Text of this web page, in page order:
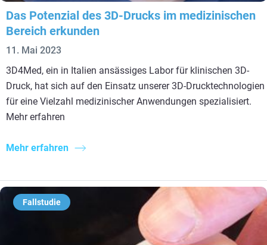
Das Potenzial des 3D-Drucks im medizinischen
Bereich erkunden
11. Mai 2023
3D4Med, ein in Italien ansässiges Labor für klinischen 3D-
Druck, hat sich auf den Einsatz unserer 3D-Drucktechnologien
für eine Vielzahl medizinischer Anwendungen spezialisiert.
Mehr erfahren
Mehr erfahren
Fallstudie